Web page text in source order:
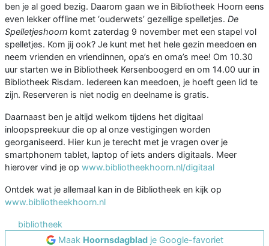
ben je al goed bezig. Daarom gaan we in Bibliotheek Hoorn eens
even lekker offline met ‘ouderwets’ gezellige spelletjes. De
Spelletjeshoorn komt zaterdag 9 november met een stapel vol
spelletjes. Kom jij ook? Je kunt met het hele gezin meedoen en
neem vrienden en vriendinnen, opa’s en oma’s mee! Om 10.30
uur starten we in Bibliotheek Kersenboogerd en om 14.00 uur in
Bibliotheek Risdam. Iedereen kan meedoen, je hoeft geen lid te
zijn. Reserveren is niet nodig en deelname is gratis.
Daarnaast ben je altijd welkom tijdens het digitaal
inloopspreekuur die op al onze vestigingen worden
georganiseerd. Hier kun je terecht met je vragen over je
smartphonem tablet, laptop of iets anders digitaals. Meer
hierover vind je op www.bibliotheekhoorn.nl/digitaal
Ontdek wat je allemaal kan in de Bibliotheek en kijk op
www.bibliotheekhoorn.nl
bibliotheek
Maak Hoornsdagbladje Google-favoriet